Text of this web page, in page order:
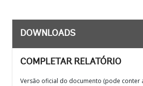
DOWNLOADS
COMPLETAR RELATÓRIO
Versão oficial do documento (pode conter